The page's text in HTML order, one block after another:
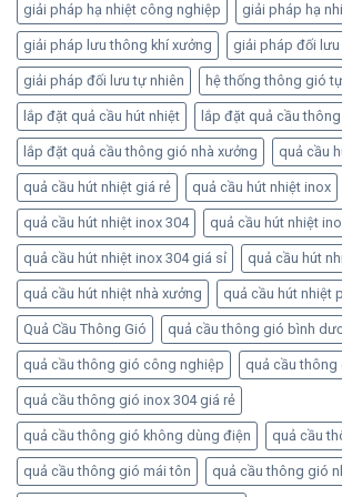
giải pháp hạ nhiệt công nghiệp giải pháp hạ
giải pháp lưu thông khí xưởng giải pháp đối
giải pháp đối lưu tự nhiên hệ thống thông gió
lắp đặt quả cầu hút nhiệt lắp đặt quả cầu
lắp đặt quả cầu thông gió nhà xưởng quả cầu
quả cầu hút nhiệt giá rẻ quả cầu hút nhiệt inox
quả cầu hút nhiệt inox 304 quả cầu hút nhiệt
quả cầu hút nhiệt inox 304 giá sỉ quả cầu hút
quả cầu hút nhiệt nhà xưởng quả cầu hút nhiệt
Quả Cầu Thông Gió quả cầu thông gió bình
quả cầu thông gió công nghiệp quả cầu thông
quả cầu thông gió inox 304 giá rẻ
quả cầu thông gió không dùng điện quả cầu
quả cầu thông gió mái tôn quả cầu thông gió